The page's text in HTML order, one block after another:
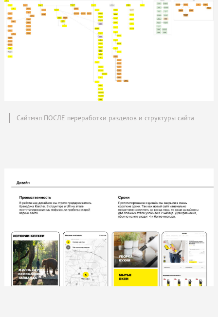
Сайтмэп ПОСЛЕ переработки разделов и структуры сайта